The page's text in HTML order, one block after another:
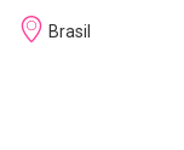
Brasil